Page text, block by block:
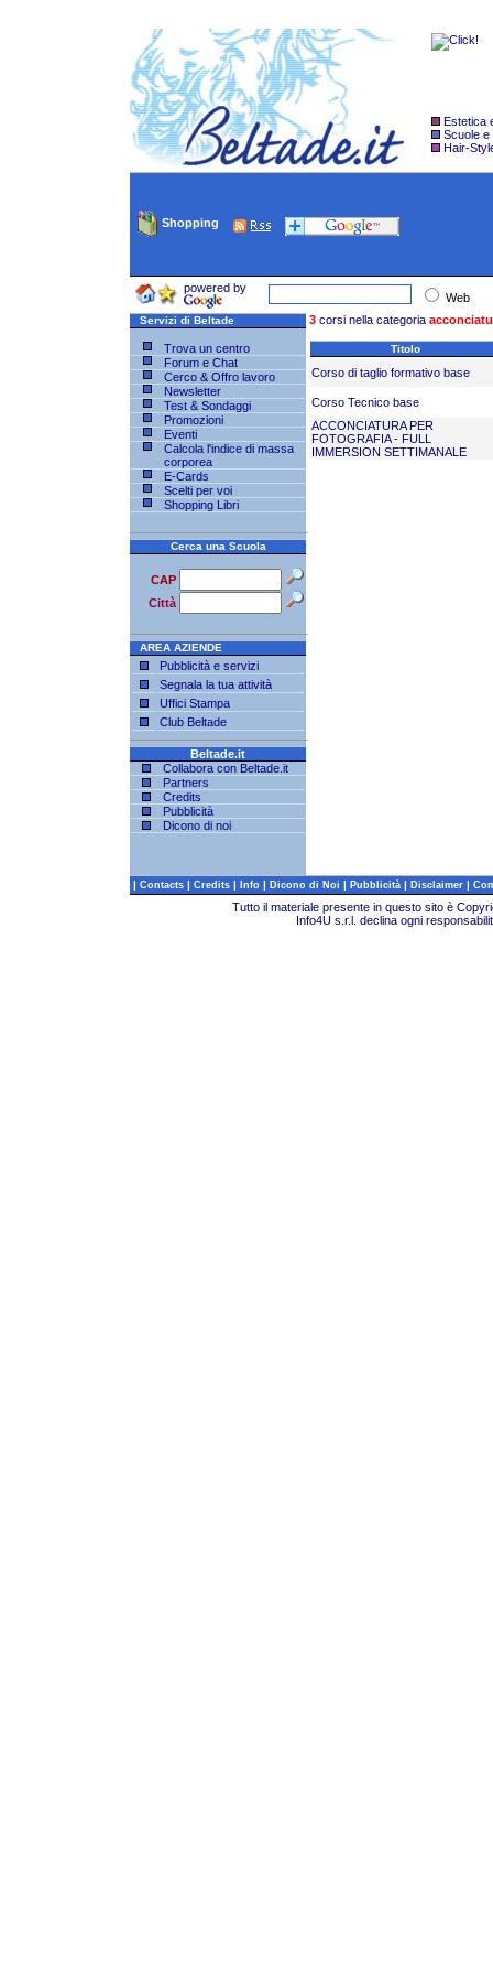
Estetica
Scuole e
Hair-
Shopping
powered by
Web
Servizi di Beltade
Trova un centro
Forum e Chat
Cerco & Offro lavoro
Newsletter
Test & Sondaggi
Promozioni
Eventi
Calcola l'indice di massa
corporea
E-Cards
Scelti per voi
Shopping Libri
Cerca una Scuola
CAP
Città
AREA AZIENDE
Pubblicità e servizi
Segnala la tua attività
Uffici Stampa
Club Beltade
Beltade.it
Collabora con Beltade.it
Partners
Credits
Pubblicità
Dicono di noi
3 corsi nella categoria
Titolo
Corso di taglio formativo base
Corso Tecnico base
ACCONCIATURA PER
FOTOGRAFIA - FULL
IMMERSION SETTIMANALE
| Contacts | Credits | Info | Dicono di Noi | Pubblicità | Disclaimer |
Tutto il materiale presente in questo sito è
Info4U s.r.l. declina ogni